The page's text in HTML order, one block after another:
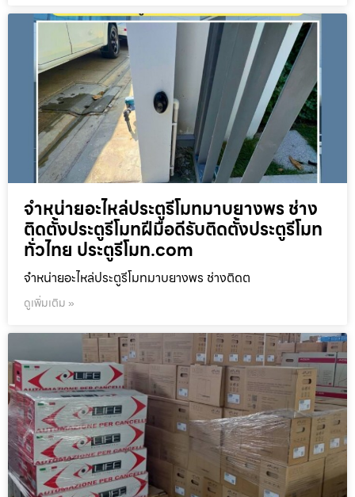
จำหน่ายอะไหล่ประตูรีโมทมาบยางพร ช่าง
ติดตั้งประตูรีโมทฝีมือดีรับติดตั้งประตูรีโมท
ทั่วไทย ประตูรีโมท.com
จำหน่ายอะไหล่ประตูรีโมทมาบยางพร ช่างติดต
ดูเพิ่มเติม »